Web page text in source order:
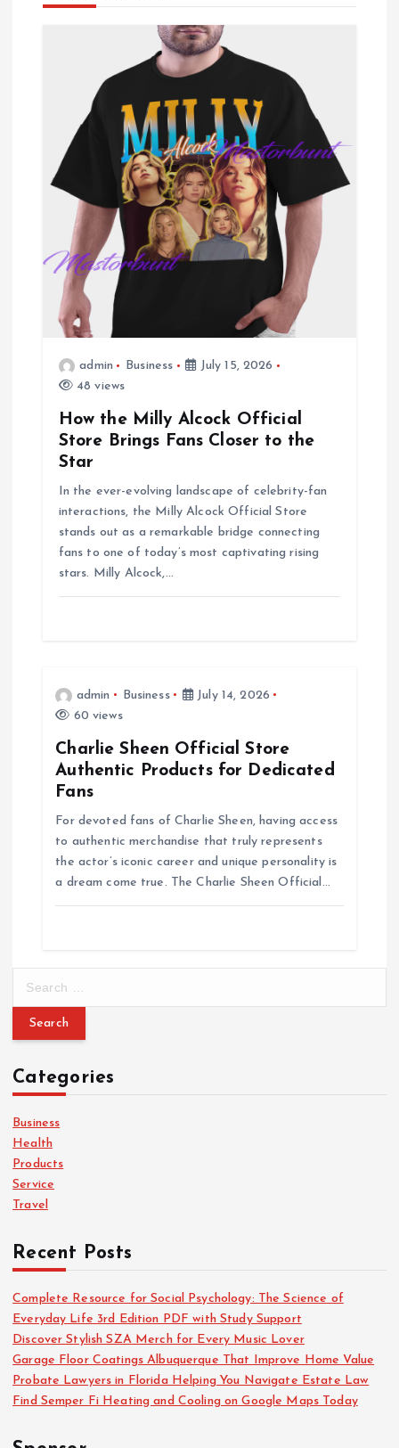
v
admin Business
July 15, 2026
48 views
How the Milly Alcock Official
Store Brings Fans Closer to the
Star
In the ever-evolving landscape of celebrity-fan
interactions, the Milly Alcock Official Store
stands out as a remarkable bridge connecting
fans to one of today’s most captivating rising
stars. Milly Alcock,…
admin Business
July 14, 2026
60 views
Charlie Sheen Official Store
Authentic Products for Dedicated
Fans
For devoted fans of Charlie Sheen, having access
to authentic merchandise that truly represents
the actor’s iconic career and unique personality is
a dream come true. The Charlie Sheen Official…
r
h
f
o
r
:
Categories
Business
Health
Products
Service
Travel
Recent Posts
Complete Resource for Social Psychology: The Science of
Everyday Life 3rd Edition PDF with Study Support
Discover Stylish SZA Merch for Every Music Lover
Garage Floor Coatings Albuquerque That Improve Home Value
Probate Lawyers in Florida Helping You Navigate Estate Law
Find Semper Fi Heating and Cooling on Google Maps Today